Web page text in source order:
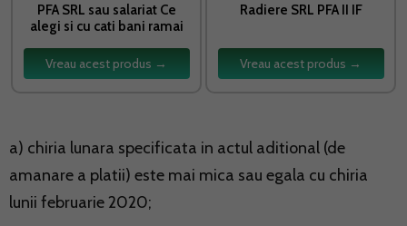
PFA SRL sau salariat Ce
alegi si cu cati bani ramai
Vreau acest produs →
Radiere SRL PFA II IF
Vreau acest produs →
a) chiria lunara specificata in actul aditional (de
amanare a platii) este mai mica sau egala cu chiria
lunii februarie 2020;